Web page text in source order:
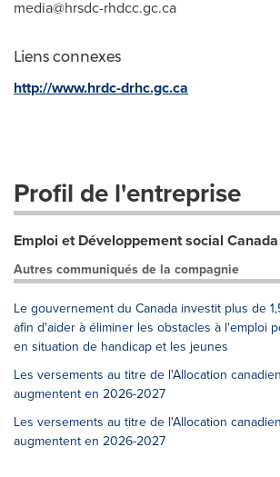
media@hrsdc-rhdcc.gc.ca
Liens connexes
http://www.hrdc-drhc.gc.ca
Profil de l'entreprise
Emploi et Développement social Canada
Autres communiqués de la compagnie
Le gouvernement du Canada investit plus de
afin d'aider à éliminer les obstacles à l'emploi
en situation de handicap et les jeunes
Les versements au titre de l'Allocation
augmentent en 2026-2027
Les versements au titre de l'Allocation
augmentent en 2026-2027